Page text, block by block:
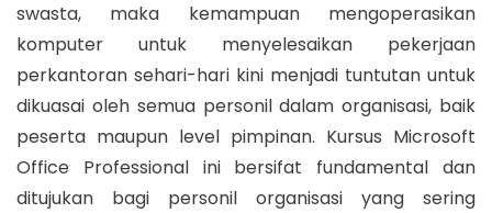
swasta, maka kemampuan mengoperasikan
komputer untuk menyelesaikan pekerjaan
perkantoran sehari-hari kini menjadi tuntutan untuk
dikuasai oleh semua personil dalam organisasi, baik
peserta maupun level pimpinan. Kursus Microsoft
Office Professional ini bersifat fundamental dan
ditujukan bagi personil organisasi yang sering